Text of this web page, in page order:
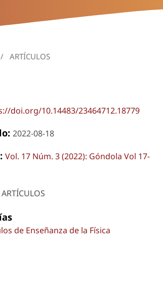
/ ARTÍCULOS
doi.org/10.14483/23464712.18779
2022-08-18
Vol. 17 Núm. 3 (2022): Góndola Vol 17-
ARTÍCULOS
de Enseñanza de la Física